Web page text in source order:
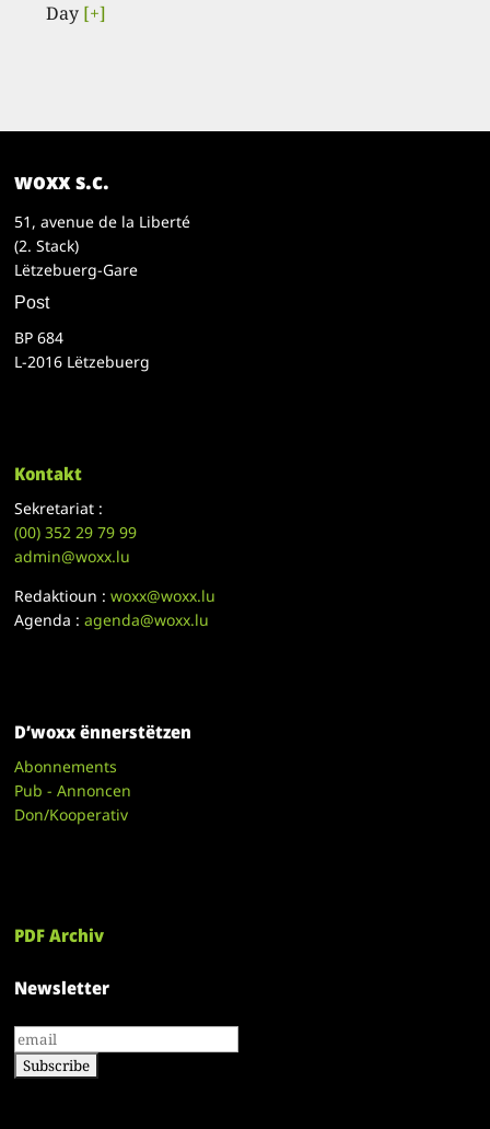
Day [+]
woxx s.c.
51, avenue de la Liberté
(2. Stack)
Lëtzebuerg-Gare
Post
BP 684
L-2016 Lëtzebuerg
Kontakt
Sekretariat :
(00)352 29 79 99
admin@woxx.lu
Redaktioun :woxx@woxx.lu
Agenda :agenda@woxx.lu
D’woxx ënnerstëtzen
Abonnements
Pub - Annoncen
Don/Kooperativ
PDF Archiv
Newsletter